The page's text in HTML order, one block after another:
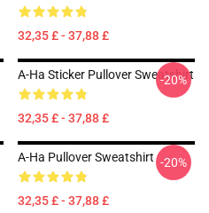
32,35 £ - 37,88 £
A-Ha Sticker Pullover Sweatshirt
32,35 £ - 37,88 £
-20%
A-Ha Pullover Sweatshirt
32,35 £ - 37,88 £
-20%